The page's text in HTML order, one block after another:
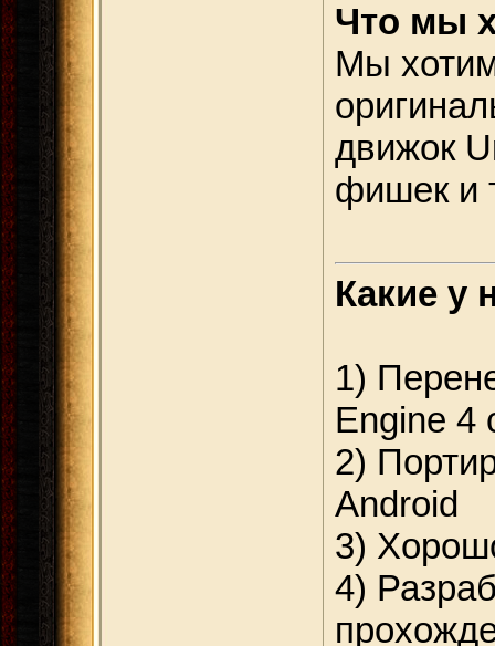
Что мы
Мы
движок
фишек и
Какие у
1)
Engine 4
2)
Android
3)
4)